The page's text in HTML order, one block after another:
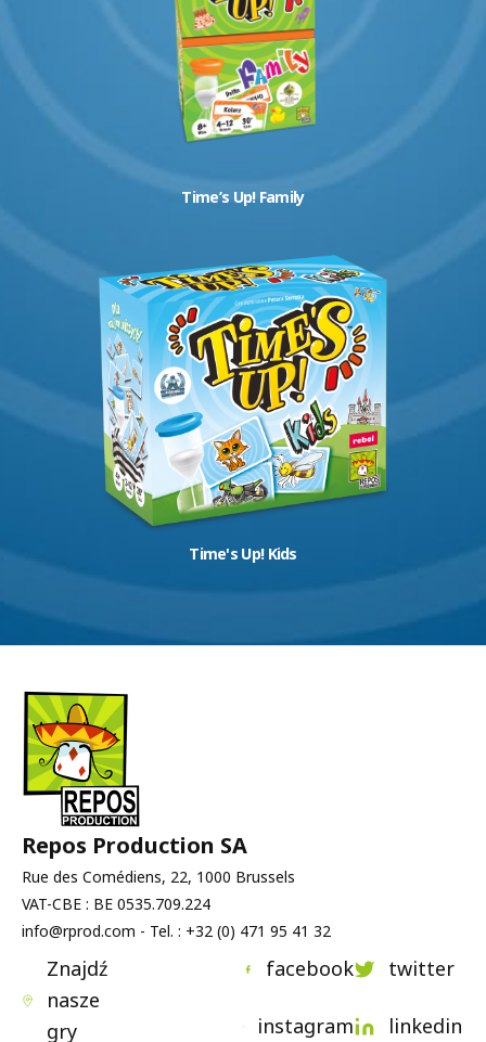
Time’s Up! Family
Time's Up! Kids
Repos Production SA
Rue des Comédiens, 22, 1000 Brussels
VAT-CBE : BE 0535.709.224
info@rprod.com - Tel. : +32 (0) 471 95 41 32
Znajdź
nasze
gry
facebook twitter
instagram linkedin